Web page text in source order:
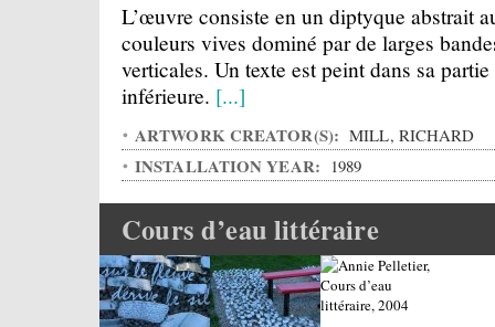
L’œuvre consiste en un diptyque abstrait
couleurs vives dominé par de larges
verticales. Un texte est peint dans sa partie
inférieure. [...]
ARTWORK CREATOR(S): MILL, RICHARD
INSTALLATION YEAR: 1989
Cours d’eau littéraire